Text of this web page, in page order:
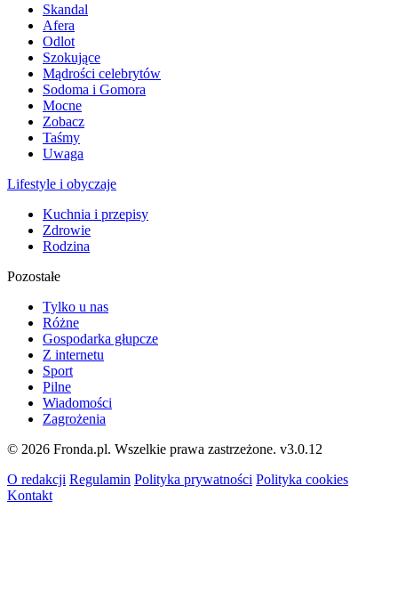
Skandal
Afera
Odlot
Szokujące
Mądrości celebrytów
Sodoma i Gomora
Mocne
Zobacz
Taśmy
Uwaga
Lifestyle i obyczaje
Kuchnia i przepisy
Zdrowie
Rodzina
Pozostałe
Tylko u nas
Różne
Gospodarka głupcze
Z internetu
Sport
Pilne
Wiadomości
Zagrożenia
© 2026 Fronda.pl. Wszelkie prawa zastrzeżone. v3.0.12
O redakcji Regulamin Polityka prywatności Polityka cookies
Kontakt